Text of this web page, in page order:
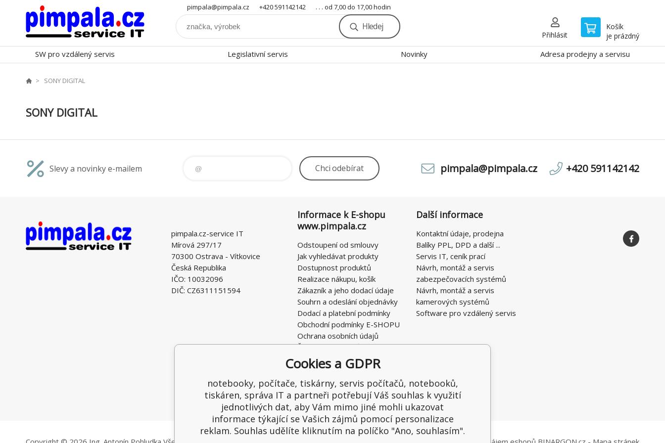
pimpala@pimpala.cz +420 591142142 . . . od 7,00 do 17,00 hodin
Hledej
Přihlásit
Košík
je prázdný
SW pro vzdálený servis Legislativní servis Novinky Adresa prodejny a servisu
SONY DIGITAL
SONY DIGITAL
Slevy a novinky e-mailem Chciodebírat pimpala@pimpala.cz +420 591142142
pimpala.cz-service IT
Mírová 297/17
70300 Ostrava - Vítkovice
Česká Republika
IČO: 10032096
DIČ: CZ6311151594
Informace k E-shopu
www.pimpala.cz
Odstoupení od smlouvy
Jak vyhledávat produkty
Dostupnost produktů
Realizace nákupu, košík
Zákazník a jeho dodací údaje
Souhrn a odeslání objednávky
Dodací a platební podmínky
Obchodní podmínky E-SHOPU
Ochrana osobních údajů
Řešení nedostatků, reklamace
Kontaktní formulář
Další informace
Kontaktní údaje, prodejna
Balíky PPL, DPD a další ...
Servis IT, ceník prací
Návrh, montáž a servis
zabezpečovacích systémů
Návrh, montáž a servis
kamerových systémů
Software pro vzdálený servis
Cookies a GDPR
notebooky, počítače, tiskárny, servis počítačů, notebooků,
tiskáren, správa IT a partneři potřebují Váš souhlas k využití
jednotlivých dat, aby Vám mimo jiné mohli ukazovat
informace týkající se Vašich zájmů pomocí personalizace
reklam. Souhlas udělíte kliknutím na políčko "Ano, souhlasím".